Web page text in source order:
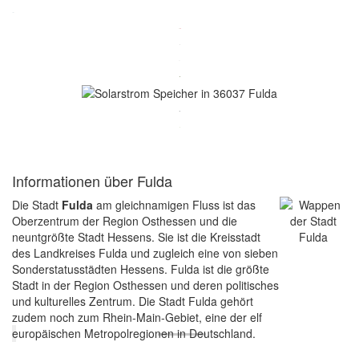
Informationen über Fulda
Die Stadt Fulda am gleichnamigen Fluss ist das
Oberzentrum der Region Osthessen und die
neuntgrößte Stadt Hessens. Sie ist die Kreisstadt
des Landkreises Fulda und zugleich eine von sieben
Sonderstatusstädten Hessens. Fulda ist die größte
Stadt in der Region Osthessen und deren politisches
und kulturelles Zentrum. Die Stadt Fulda gehört
zudem noch zum Rhein-Main-Gebiet, eine der elf
europäischen Metropolregionen in Deutschland.